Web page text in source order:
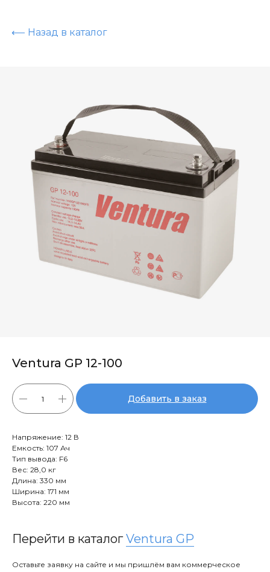
⟵ Назад в каталог
Ventura GP 12-100
Добавить в заказ
Напряжение: 12 В
Емкость: 107 Ач
Тип вывода: F6
Вес: 28,0 кг
Длина: 330 мм
Ширина: 171 мм
Высота: 220 мм
Перейти в каталогVentura GP
Оставьте заявку на сайте и мы пришлём вам коммерческое